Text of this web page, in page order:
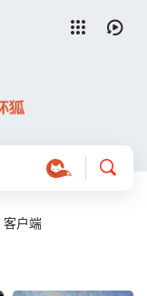
客户端